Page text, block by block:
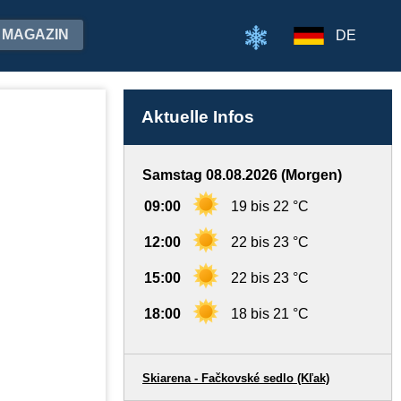
MAGAZIN DE
Aktuelle Infos
Samstag 08.08.2026 (Morgen)
09:00 19 bis 22 °C
12:00 22 bis 23 °C
15:00 22 bis 23 °C
18:00 18 bis 21 °C
Skiarena - Fačkovské sedlo (Kľak)